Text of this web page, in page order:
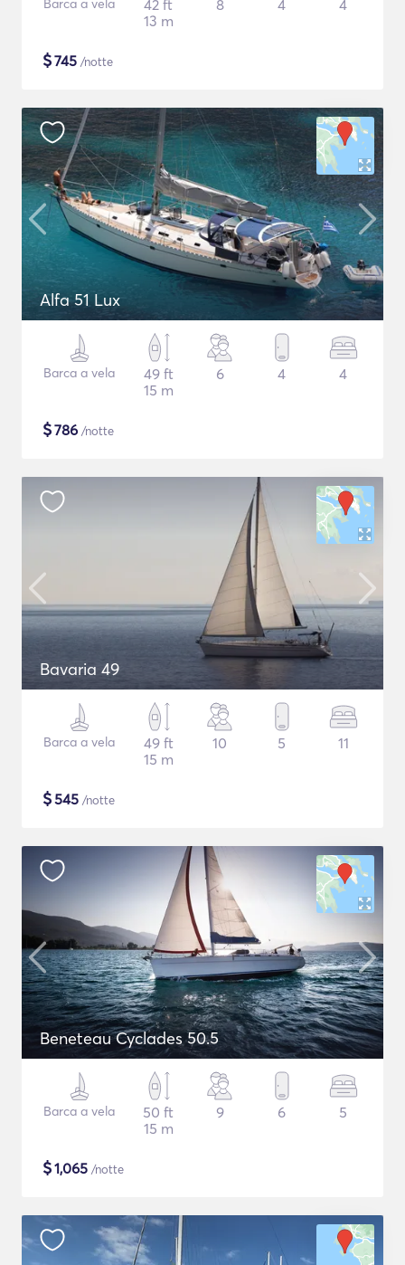
Barca a vela
42 ft
13 m
8 4 4
$745 /notte
Alfa 51 Lux
Barca a vela
49 ft
15 m
6 4 4
$786 /notte
Bavaria 49
Barca a vela
49 ft
15 m
10 5 11
$545 /notte
Beneteau Cyclades 50.5
Barca a vela
50 ft
15 m
9 6 5
$1,065 /notte